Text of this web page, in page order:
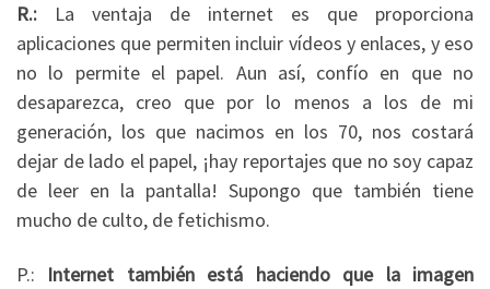
R.: La ventaja de internet es que proporciona
aplicaciones que permiten incluir vídeos y enlaces, y eso
no lo permite el papel. Aun así, confío en que no
desaparezca, creo que por lo menos a los de mi
generación, los que nacimos en los 70, nos costará
dejar de lado el papel, ¡hay reportajes que no soy capaz
de leer en la pantalla! Supongo que también tiene
mucho de culto, de fetichismo.
P.: Internet también está haciendo que la imagen